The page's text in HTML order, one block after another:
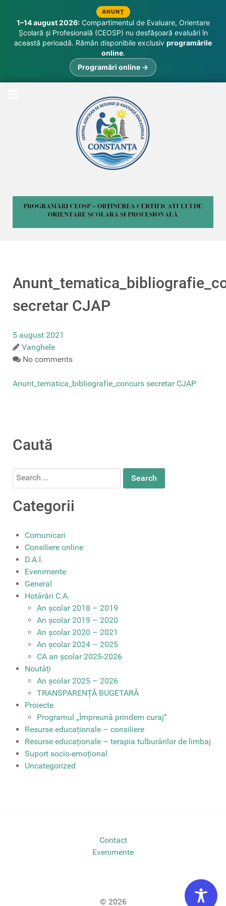
ANUNȚ
1–14 august 2026:Compartimentul de Evaluare, Orientare
Școlară și Profesională (CEOSP) nu desfășoară evaluări în
această perioadă. Rămân disponibile exclusiv programările
online.
Programări online →
secretar CJAP
5 august 2021
Vanghele
No comments
Anunt_tematica_bibliografie_concurs secretar CJAP
Caută
Search
Categorii
Comunicari
Consiliere online
D.A.I.
Evenimente
General
Hotărâri C.A.
An școlar 2018 – 2019
An școlar 2019 – 2020
An școlar 2020 – 2021
An școlar 2024 – 2025
CA an școlar 2025-2026
Noutăți
An școlar 2025 – 2026
TRANSPARENȚĂ BUGETARĂ
Proiecte
Programul „Împreună prindem curaj”
Resurse educaționale – consiliere
Resurse educaționale – terapia tulburărilor de limbaj
Suport socio-emoțional
Uncategorized
Contact
Evenimente
© 2026